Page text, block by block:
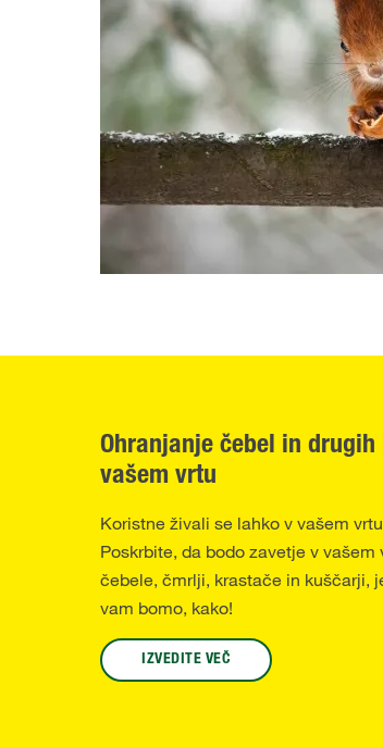
Ohranjanje čebel in
vašem vrtu
Koristne živali se lahko v vašem
Poskrbite, da bodo zavetje v
čebele, čmrlji, krastače in kuščarji,
vam bomo, kako!
IZVEDITE VEČ